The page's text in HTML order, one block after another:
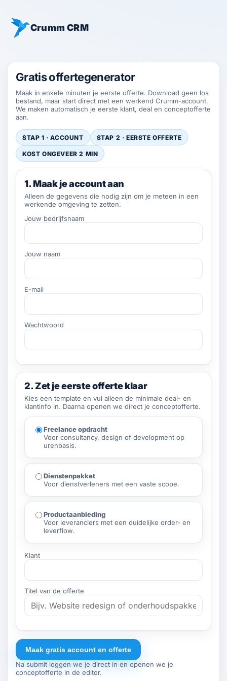
Crumm CRM
Gratis offertegenerator
Maak in enkele minuten je eerste offerte. Download geen los
bestand, maar start direct met een werkend Crumm-account.
We maken automatisch je eerste klant, deal en conceptofferte
aan.
STAP 1 · ACCOUNT STAP 2 · EERSTE OFFERTE
KOST ONGEVEER 2 MIN
1. Maak je account aan
Alleen de gegevens die nodig zijn om je meteen in een
werkende omgeving te zetten.
Jouw bedrijfsnaam
Jouw naam
E-mail
Wachtwoord
2. Zet je eerste offerte klaar
Kies een template en vul alleen de minimale deal- en
klantinfo in. Daarna openen we direct je conceptofferte.
Freelance opdracht
Voor consultancy, design of development op
urenbasis.
Dienstenpakket
Voor dienstverleners met een vaste scope.
Productaanbieding
Voor leveranciers met een duidelijke order- en
leverflow.
Klant
Titel van de offerte
Maak gratis account en offerte
Na submit loggen we je direct in en openen we je
conceptofferte in de editor.